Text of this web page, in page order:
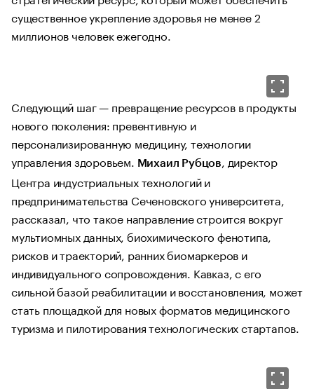
существенное укрепление здоровья не менее 2
миллионов человек ежегодно.
Следующий шаг — превращение ресурсов в продукты
нового поколения: превентивную и
персонализированную медицину, технологии
управления здоровьем. Михаил Рубцов, директор
Центра индустриальных технологий и
предпринимательства Сеченовского университета,
рассказал, что такое направление строится вокруг
мультиомных данных, биохимического фенотипа,
рисков и траекторий, ранних биомаркеров и
индивидуального сопровождения. Кавказ, с его
сильной базой реабилитации и восстановления, может
стать площадкой для новых форматов медицинского
туризма и пилотирования технологических стартапов.